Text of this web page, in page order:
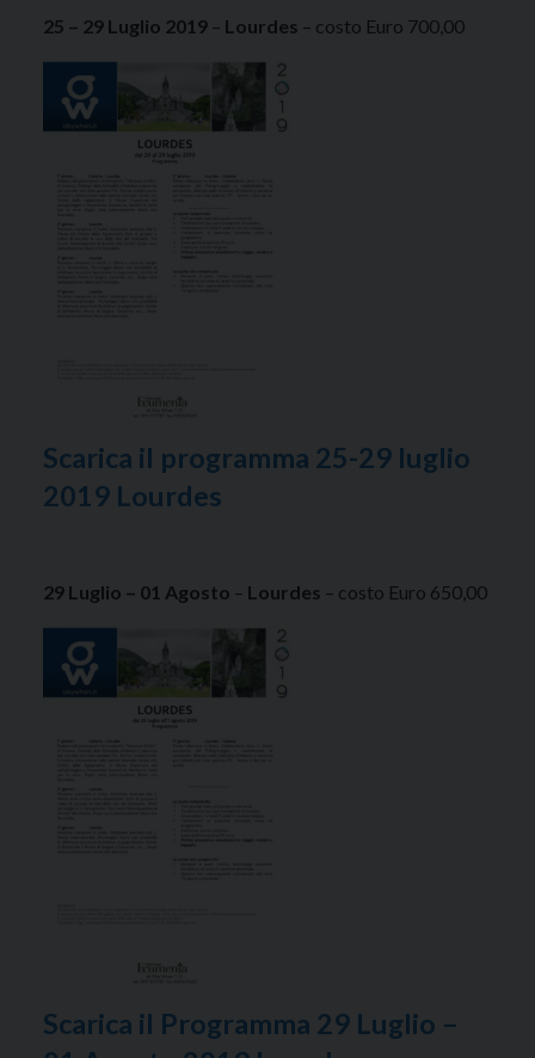
25 – 29 Luglio 2019 – Lourdes – costo Euro 700,00
Scarica il programma 25-29 luglio
2019 Lourdes
29 Luglio – 01 Agosto – Lourdes – costo Euro 650,00
Scarica il Programma 29 Luglio –